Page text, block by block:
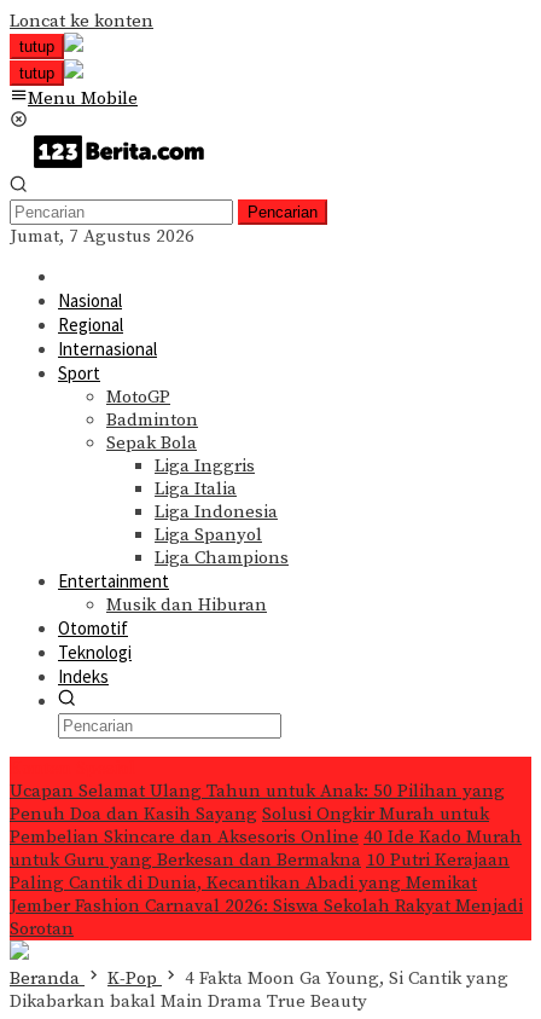
Loncat ke konten
tutup
tutup
Menu Mobile
Pencarian
Jumat, 7 Agustus 2026
Nasional
Regional
Internasional
Sport
MotoGP
Badminton
Sepak Bola
Liga Inggris
Liga Italia
Liga Indonesia
Liga Spanyol
Liga Champions
Entertainment
Musik dan Hiburan
Otomotif
Teknologi
Indeks
Ucapan Selamat Ulang Tahun untuk Anak: 50 Pilihan yang
Penuh Doa dan Kasih Sayang Solusi Ongkir Murah untuk
Pembelian Skincare dan Aksesoris Online 40 Ide Kado Murah
untuk Guru yang Berkesan dan Bermakna 10 Putri Kerajaan
Paling Cantik di Dunia, Kecantikan Abadi yang Memikat
Jember Fashion Carnaval 2026: Siswa Sekolah Rakyat Menjadi
Sorotan
Beranda K-Pop
4 Fakta Moon Ga Young, Si Cantik yang
Dikabarkan bakal Main Drama True Beauty